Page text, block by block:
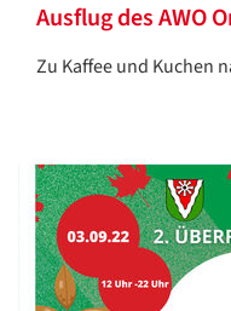
Ausflug des AWO
Zu Kaffee und Kuchen